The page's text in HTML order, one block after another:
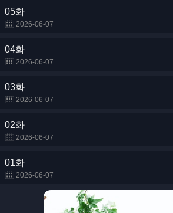
05화
2026-06-07
04화
2026-06-07
03화
2026-06-07
02화
2026-06-07
01화
2026-06-07